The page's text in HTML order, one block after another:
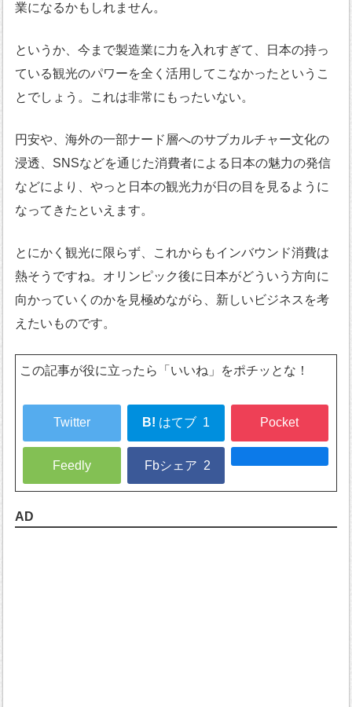
業になるかもしれません。
というか、今まで製造業に力を入れすぎて、日本の持っ
ている観光のパワーを全く活用してこなかったというこ
とでしょう。これは非常にもったいない。
円安や、海外の一部ナード層へのサブカルチャー文化の
浸透、SNSなどを通じた消費者による日本の魅力の発信
などにより、やっと日本の観光力が日の目を見るように
なってきたといえます。
とにかく観光に限らず、これからもインバウンド消費は
熱そうですね。オリンピック後に日本がどういう方向に
向かっていくのかを見極めながら、新しいビジネスを考
えたいものです。
この記事が役に立ったら「いいね」をポチッとな！
Twitter B! はてブ 1 Pocket
Feedly Fbシェア 2
AD